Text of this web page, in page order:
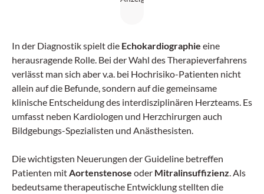
In der Diagnostik spielt die Echokardiographie eine
herausragende Rolle. Bei der Wahl des Therapieverfahrens
verlässt man sich aber v.a. bei Hochrisiko-Patienten nicht
allein auf die Befunde, sondern auf die gemeinsame
klinische Entscheidung des interdisziplinären Herzteams. Es
umfasst neben Kardiologen und Herzchirurgen auch
Bildgebungs-Spezialisten und Anästhesisten.
Die wichtigsten Neuerungen der Guideline betreffen
Patienten mit Aortenstenose oder Mitralinsuffizienz . Als
bedeutsame therapeutische Entwicklung stellten die